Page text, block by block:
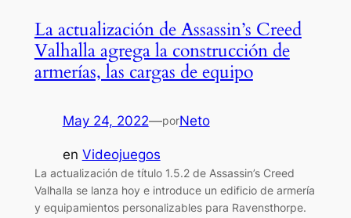
La actualización de Assassin’s Creed
Valhalla agrega la construcción de
armerías, las cargas de equipo
May 24, 2022—porNeto
en Videojuegos
La actualización de título 1.5.2 de Assassin’s Creed
Valhalla se lanza hoy e introduce un edificio de armería
y equipamientos personalizables para Ravensthorpe.